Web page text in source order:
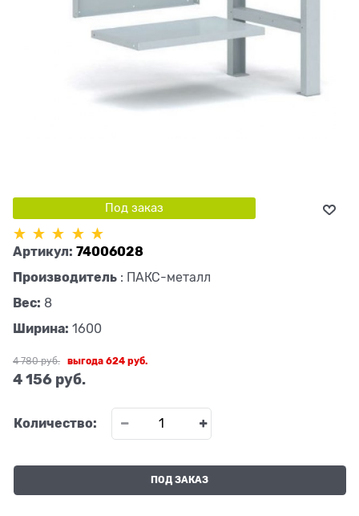
Под заказ
Артикул: 74006028
Производитель : ПАКС-металл
Вес: 8
Ширина: 1600
4 780 руб.
4 156 руб.
выгода624 руб.
Количество:
ПОД ЗАКАЗ